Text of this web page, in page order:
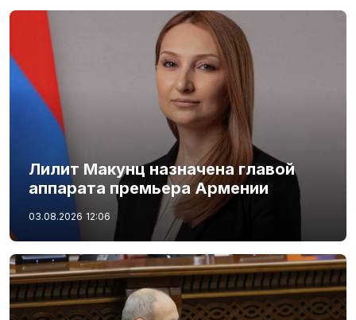
Лилит Макунц назначена главой
аппарата премьера Армении
03.08.2026 12:06